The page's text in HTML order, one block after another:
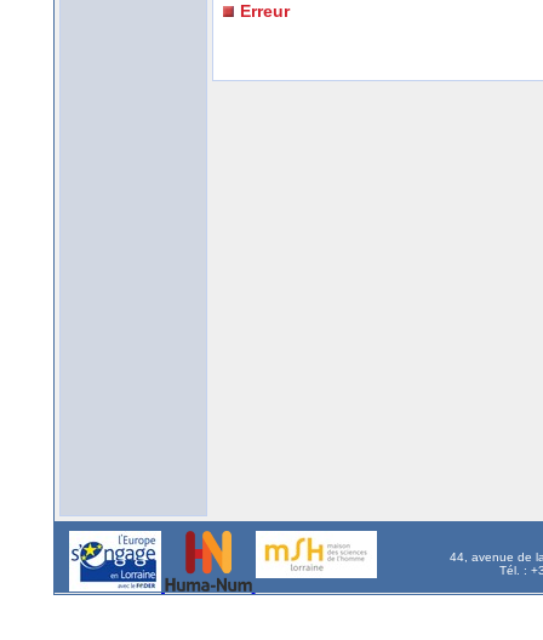
Erreur
44, avenue de
Tél. :